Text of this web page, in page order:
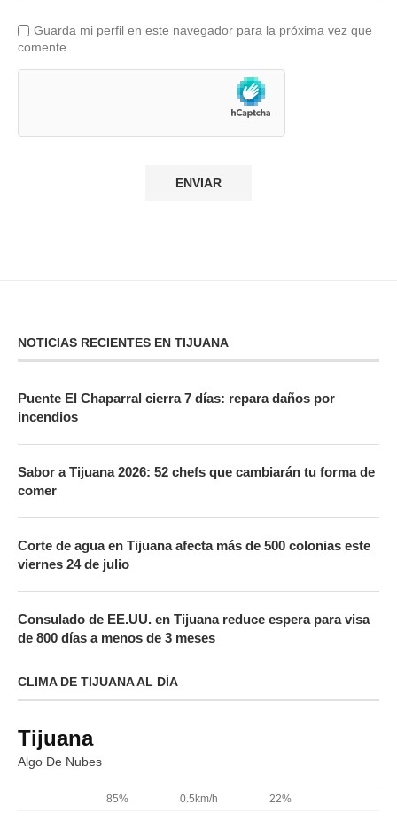
Guarda mi perfil en este navegador para la próxima vez que
comente.
NOTICIAS RECIENTES EN TIJUANA
Puente El Chaparral cierra 7 días: repara daños por
incendios
Sabor a Tijuana 2026: 52 chefs que cambiarán tu forma de
comer
Corte de agua en Tijuana afecta más de 500 colonias este
viernes 24 de julio
Consulado de EE.UU. en Tijuana reduce espera para visa
de 800 días a menos de 3 meses
CLIMA DE TIJUANA AL DÍA
Tijuana
Algo De Nubes
85% 0.5km/h 22%